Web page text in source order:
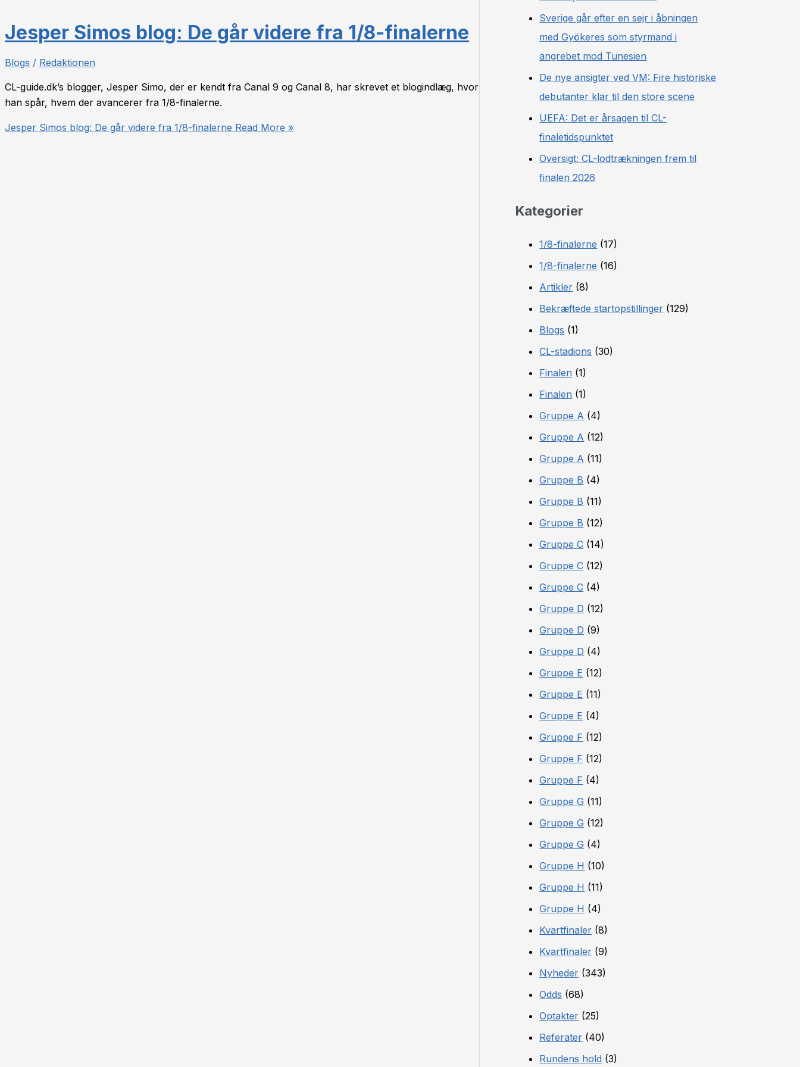
Jesper Simos blog: De går videre fra 1/8-finalerne
Blogs / Redaktionen
CL-guide.dk’s blogger, Jesper Simo, der er kendt fra Canal 9 og Canal 8, har skrevet et blogindlæg, hvor
han spår, hvem der avancerer fra 1/8-finalerne.
Jesper Simos blog: De går videre fra 1/8-finalerne Read More »
Sverige går efter en sejr i åbningen
med Gyökeres som styrmand i
angrebet mod Tunesien
De nye ansigter ved VM: Fire historiske
debutanter klar til den store scene
UEFA: Det er årsagen til CL-
finaletidspunktet
Oversigt: CL-lodtrækningen frem til
finalen 2026
Kategorier
1/8-finalerne (17)
1/8-finalerne (16)
Artikler (8)
Bekræftede startopstillinger (129)
Blogs (1)
CL-stadions (30)
Finalen (1)
Finalen (1)
Gruppe A (4)
Gruppe A (12)
Gruppe A (11)
Gruppe B (4)
Gruppe B (11)
Gruppe B (12)
Gruppe C (14)
Gruppe C (12)
Gruppe C (4)
Gruppe D (12)
Gruppe D (9)
Gruppe D (4)
Gruppe E (12)
Gruppe E (11)
Gruppe E (4)
Gruppe F (12)
Gruppe F (12)
Gruppe F (4)
Gruppe G (11)
Gruppe G (12)
Gruppe G (4)
Gruppe H (10)
Gruppe H (11)
Gruppe H (4)
Kvartfinaler (8)
Kvartfinaler (9)
Nyheder (343)
Odds (68)
Optakter (25)
Referater (40)
Rundens hold (3)